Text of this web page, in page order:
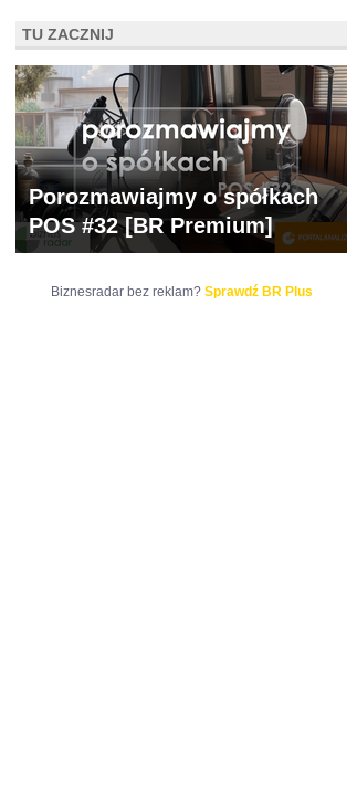
TU ZACZNIJ
Porozmawiajmy o spółkach
POS #32 [BR Premium]
Biznesradar bez reklam? Sprawdź BR Plus